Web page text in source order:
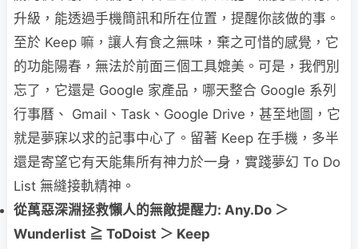
升級，能透過手機簡訊和所在位置，提醒你該做的事。
至於 Keep 嘛，讓人有食之無味，棄之可惜的感覺，它
的功能陽春，無法於前面三個工具媲美。可是，我們別
忘了，它還是 Google 家產品，哪天整合 Google 系列
行事曆、 Gmail、Task、Google Drive，甚至地圖，它
就是夢寐以求的記事中心了。留著 Keep 在手機，多半
還是寄望它有天能集所有神力於一身，實踐夢幻 To Do
List 無縫接軌精神。
從萬惡深淵拯救懶人的無敵提醒力: Any.Do ＞
Wunderlist ≧ ToDoist ＞ Keep